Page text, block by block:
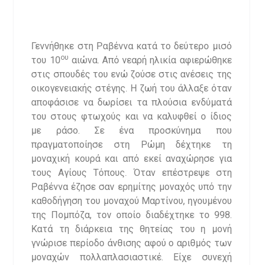
Γεννήθηκε στη Ραβέννα κατά το δεύτερο μισό
του 10ου αιώνα. Από νεαρή ηλικία αφιερώθηκε
στις σπουδές του ενώ ζούσε στις ανέσεις της
οικογενειακής στέγης. Η ζωή του άλλαξε όταν
αποφάσισε να δωρίσει τα πλούσια ενδύματά
του στους φτωχούς και να καλυφθεί ο ίδιος
με ράσο. Σε ένα προσκύνημα που
πραγματοποίησε στη Ρώμη δέχτηκε τη
μοναχική κουρά και από εκεί αναχώρησε για
τους Αγίους Τόπους. Όταν επέστρεψε στη
Ραβέννα έζησε σαν ερημίτης μοναχός υπό την
καθοδήγηση του μοναχού Μαρτίνου, ηγουμένου
της Πομπόζα, τον οποίο διαδέχτηκε το 998.
Κατά τη διάρκεια της θητείας του η μονή
γνώρισε περίοδο άνθισης αφού ο αριθμός των
μοναχών πολλαπλασιαστικέ. Είχε συνεχή